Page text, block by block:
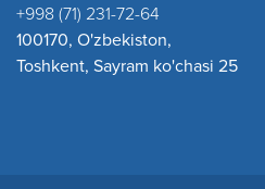
+998 (71) 231-72-64
100170, O'zbekiston,
Toshkent, Sayram ko'chasi 25